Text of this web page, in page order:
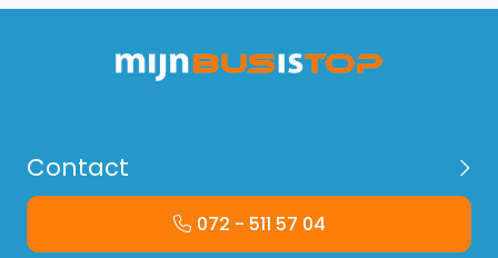
Contact
072 - 511 57 04